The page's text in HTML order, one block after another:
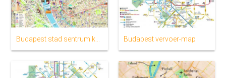
Budapest vervoer-map